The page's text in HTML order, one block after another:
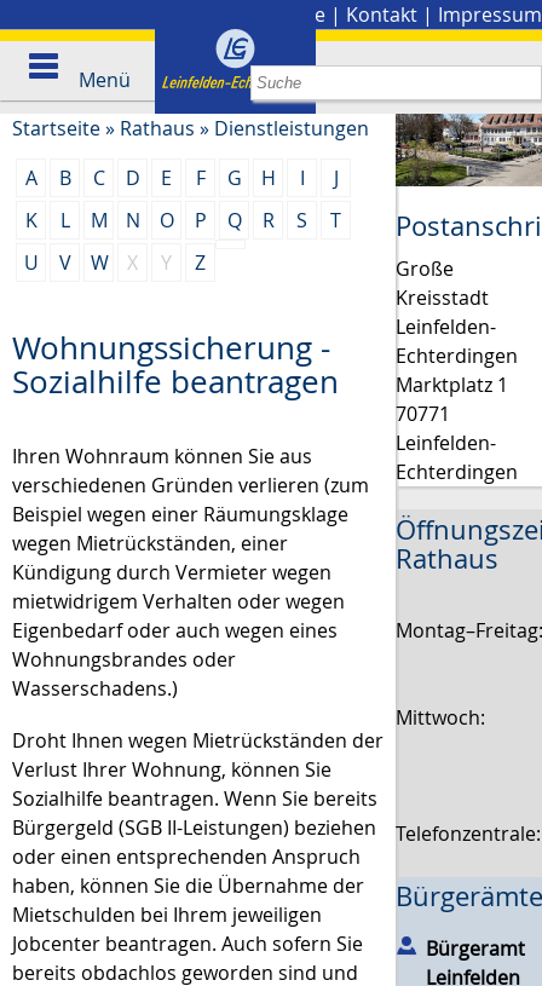
Presse | Kontakt | Impressum
Menü
Startseite» Rathaus » Dienstleistungen
A
B C D E F G H I
J
K
L M N O P Q R S
T
U
V W X Y Z
Wohnungssicherung -
Sozialhilfe beantragen
Ihren Wohnraum können Sie aus
verschiedenen Gründen verlieren (zum
Beispiel wegen einer Räumungsklage
wegen Mietrückständen, einer
Kündigung durch Vermieter wegen
mietwidrigem Verhalten oder wegen
Eigenbedarf oder auch wegen eines
Wohnungsbrandes oder
Wasserschadens.)
Droht Ihnen wegen Mietrückständen der
Verlust Ihrer Wohnung, können Sie
Sozialhilfe beantragen. Wenn Sie bereits
Bürgergeld (SGB II-Leistungen) beziehen
oder einen entsprechenden Anspruch
haben, können Sie die Übernahme der
Mietschulden bei Ihrem jeweiligen
Jobcenter beantragen. Auch sofern Sie
bereits obdachlos geworden sind und
Große
Kreisstadt
Leinfelden-
Echterdingen
Marktplatz 1
70771
Leinfelden-
Echterdingen
Rathaus
Mittwoch:
Bürgeramt
Leinfelden